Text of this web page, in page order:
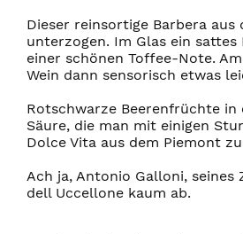
Dieser reinsortige Barbera
unterzogen. Im Glas ein
einer schönen Toffee-Note.
Wein dann sensorisch etwas
Rotschwarze Beerenfrüchte
Säure, die man mit einigen
Dolce Vita aus dem Piemont
Ach ja, Antonio Galloni,
dell Uccellone kaum ab.